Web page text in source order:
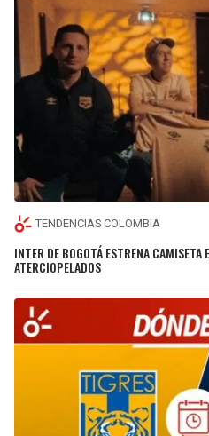
TENDENCIAS COLOMBIA
INTER DE BOGOTÁ ESTRENA CAMISETA
ATERCIOPELADOS